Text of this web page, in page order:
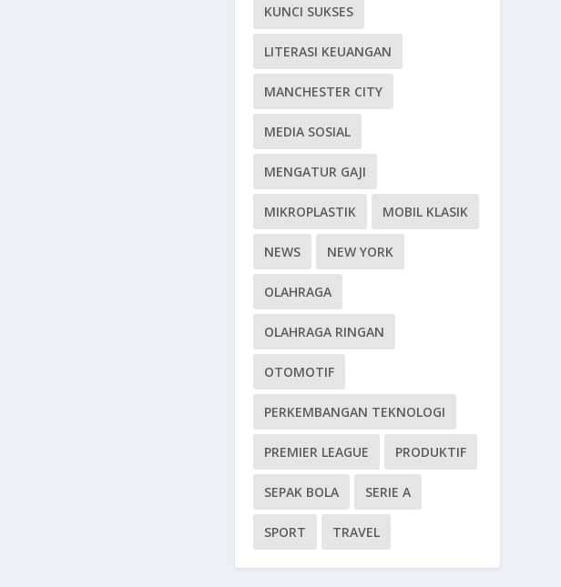
KUNCI SUKSES
LITERASI KEUANGAN
MANCHESTER CITY
MEDIA SOSIAL
MENGATUR GAJI
MIKROPLASTIK MOBIL KLASIK
NEWS NEW YORK
OLAHRAGA
OLAHRAGA RINGAN
OTOMOTIF
PERKEMBANGAN TEKNOLOGI
PREMIER LEAGUE PRODUKTIF
SEPAK BOLA SERIE A
SPORT TRAVEL